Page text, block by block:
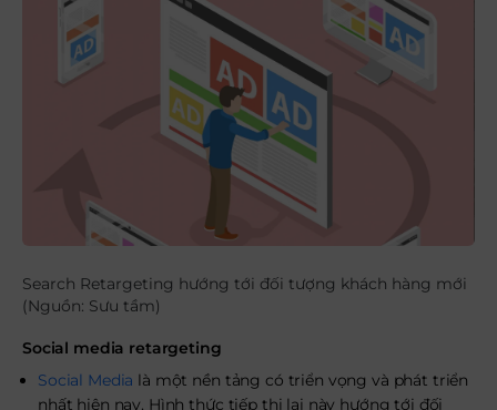
Search Retargeting hướng tới đối tượng khách hàng mới
(Nguồn: Sưu tầm)
Social media retargeting
Social Media là một nền tảng có triển vọng và phát triển
nhất hiện nay. Hình thức tiếp thị lại này hướng tới đối